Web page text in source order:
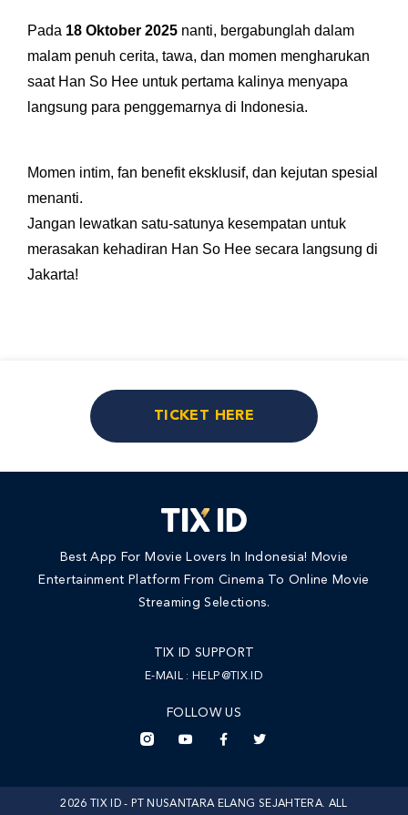
Pada 18 Oktober 2025 nanti, bergabunglah dalam
malam penuh cerita, tawa, dan momen mengharukan
saat Han So Hee untuk pertama kalinya menyapa
langsung para penggemarnya di Indonesia.
Momen intim, fan benefit eksklusif, dan kejutan spesial
menanti.
Jangan lewatkan satu-satunya kesempatan untuk
merasakan kehadiran Han So Hee secara langsung di
Jakarta!
TICKET HERE
Best App For Movie Lovers In Indonesia! Movie
Entertainment Platform From Cinema To Online Movie
Streaming Selections.
TIX ID SUPPORT
E-MAIL : HELP@TIX.ID
FOLLOW US
2026 TIX ID - PT NUSANTARA ELANG SEJAHTERA. ALL